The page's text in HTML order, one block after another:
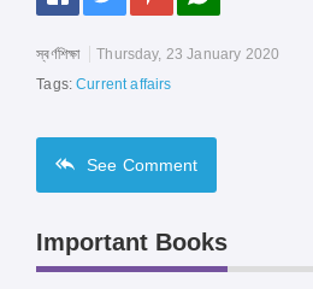
স্বর্ণশিক্ষা
Thursday, 23 January 2020
Tags:Current affairs
See Comment
Important Books